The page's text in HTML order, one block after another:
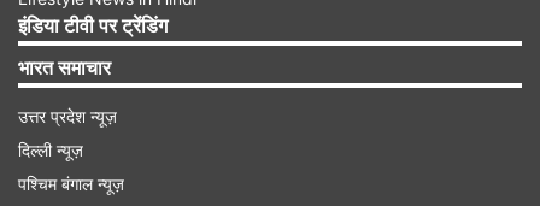
इंडिया टीवी पर ट्रेंडिंग
भारत समाचार
उत्तर प्रदेश न्यूज़
दिल्ली न्यूज़
पश्चिम बंगाल न्यूज़